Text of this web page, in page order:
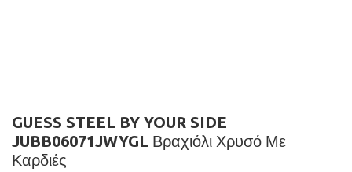
GUESS STEEL BY YOUR SIDE
JUBB06071JWYGL Βραχιόλι Χρυσό Με
Καρδιές